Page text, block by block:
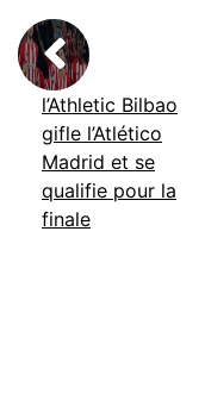
l’Athletic Bilbao
gifle l’Atlético
Madrid et se
qualifie pour la
finale